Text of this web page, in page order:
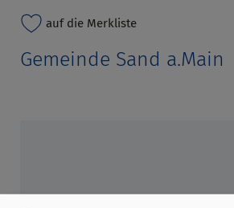
auf die Merkliste
Gemeinde Sand a.Main